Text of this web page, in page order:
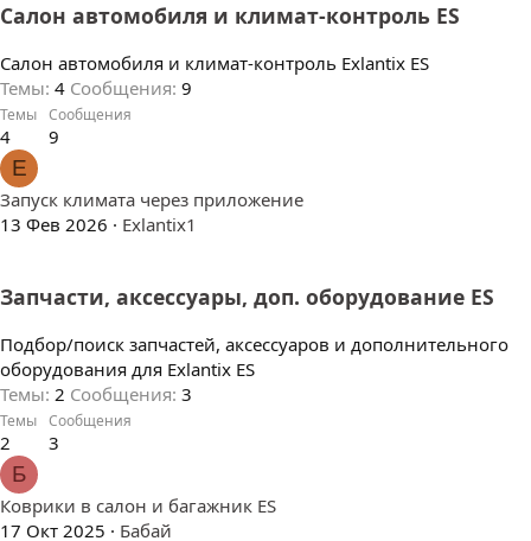
Салон автомобиля и климат-контроль ES
Салон автомобиля и климат-контроль Exlantix ES
Темы 4 Сообщения 9
Темы
4
Сообщения
9
E
Запуск климата через приложение
13 Фев 2026
Exlantix1
Запчасти, аксессуары, доп. оборудование ES
Подбор/поиск запчастей, аксессуаров и дополнительного
оборудования для Exlantix ES
Темы 2 Сообщения 3
Темы
2
Сообщения
3
Б
Коврики в салон и багажник ES
17 Окт 2025
Бабай